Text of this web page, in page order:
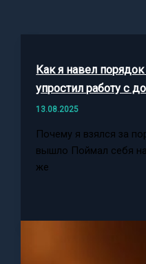
Как я навел
упростил работу с
13.08.2025
Почему я взялся за
вышло Поймал себя
же